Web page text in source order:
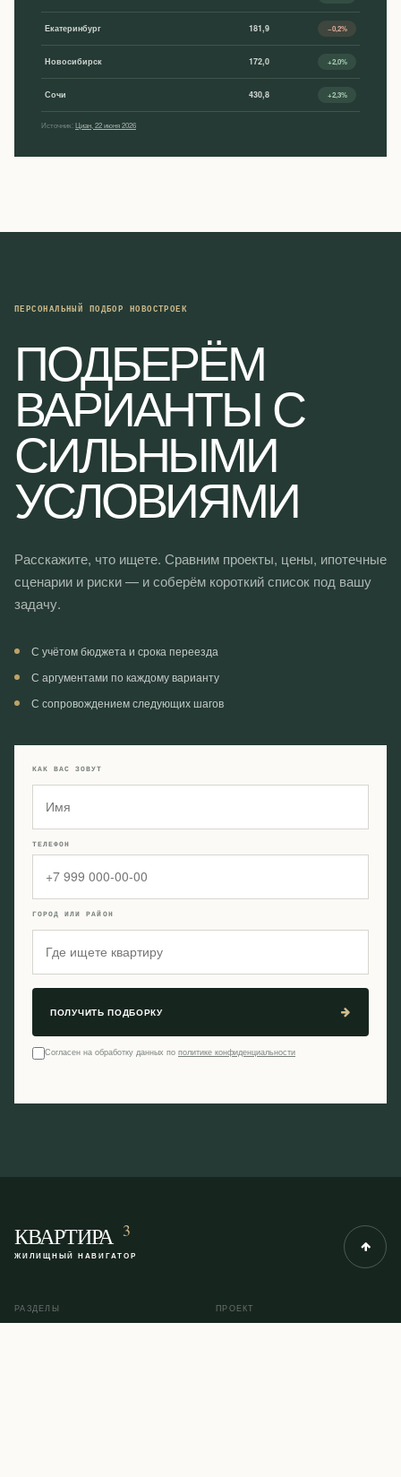
Екатеринбург 181,9 −0,2%
Новосибирск 172,0 +2,0%
Сочи 430,8 +2,3%
Источник:Циан, 22 июня 2026
ПЕРСОНАЛЬНЫЙ ПОДБОР НОВОСТРОЕК
ПОДБЕРЁМ
ВАРИАНТЫ С
СИЛЬНЫМИ
УСЛОВИЯМИ
Расскажите, что ищете. Сравним проекты, цены, ипотечные
сценарии и риски — и соберём короткий список под вашу
задачу.
С учётом бюджета и срока переезда
С аргументами по каждому варианту
С сопровождением следующих шагов
КАК ВАС ЗОВУТ
ТЕЛЕФОН
ГОРОД ИЛИ РАЙОН
ПОЛУЧИТЬ ПОДБОРКУ
Согласен на обработку данных по политике конфиденциальности
КВАРТИРА 3
ЖИЛИЩНЫЙ НАВИГАТОР
РАЗДЕЛЫ ПРОЕКТ